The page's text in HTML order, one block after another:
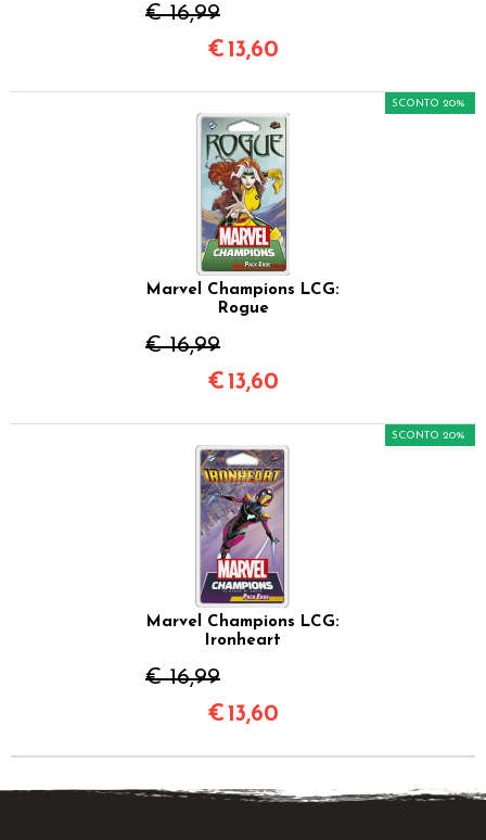
€ 16,99
€ 13,60
Marvel Champions LCG:
Rogue
€ 16,99
SCONTO 20%
€ 13,60
Marvel Champions LCG:
Ironheart
€ 16,99
SCONTO 20%
€ 13,60